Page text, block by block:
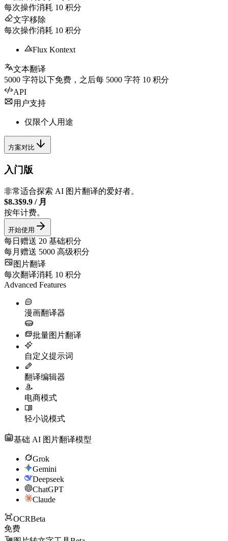
每次操作消耗 10 积分
文字移除
每次操作消耗 10 积分
Flux Kontext
文本翻译
5000 字符以下免费，之后每 5000 字符 10 积分
API
用户支持
仅限个人用途
方案对比
入门版
非常适合探索 AI 图片翻译的爱好者。
$8.3$9.9 / 月
按年计费。
开始使用
每日赠送 20 基础积分
每月赠送 5000 高级积分
图片翻译
每次翻译消耗 10 积分
Advanced Features
漫画翻译器
批量图片翻译
自定义提示词
翻译编辑器
电商模式
轻小说模式
基础 AI 图片翻译模型
Grok
Gemini
Deepseek
ChatGPT
Claude
OCRBeta
免费